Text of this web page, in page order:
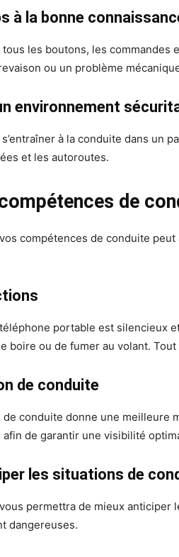
à la bonne
les boutons, les commandes
ou un problème
environnement
à la conduite dans un
et les autoroutes.
de
compétences de conduite
portable est silencieux
boire ou de fumer au volant.
de conduite
conduite donne une
de garantir une visibilité
les situations de
permettra de mieux anticiper
dangereuses.